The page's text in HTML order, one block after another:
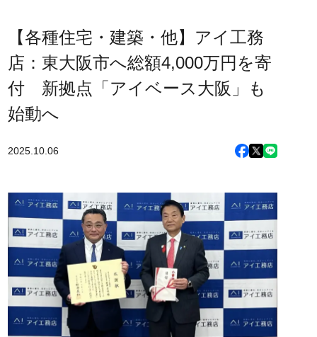
【各種住宅・建築・他】アイ工務
店：東大阪市へ総額4,000万円を寄
付 新拠点「アイベース大阪」も
始動へ
2025.10.06